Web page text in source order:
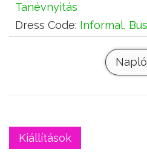
Tanévnyitás
Dress Code: Informal,
Kiállítások